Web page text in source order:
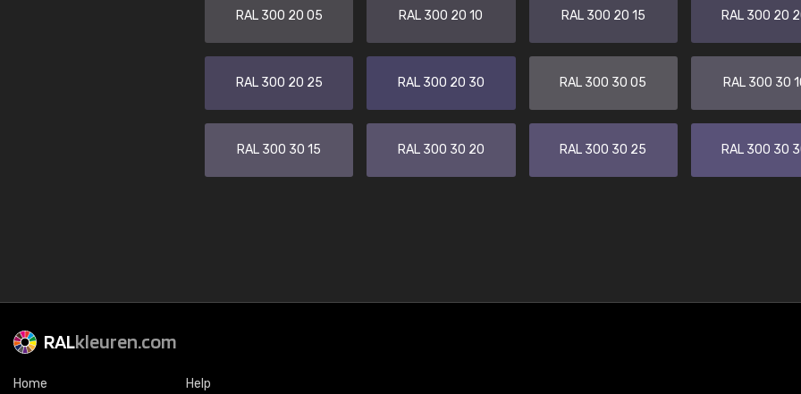
RAL 300 20 05 RAL 300 20 10 RAL 300 20 15 RAL 300 20
RAL 300 20 25 RAL 300 20 30 RAL 300 30 05 RAL 300 30
RAL 300 30 15 RAL 300 30 20 RAL 300 30 25 RAL 300 30
RALkleuren.com
Home Help